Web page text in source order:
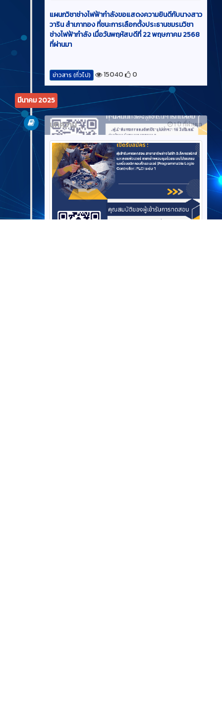
แผนกวิชาช่างไฟฟ้ากำลังขอแสดงความยินดีกับนางสาว
วาริน สำเภาทอง ที่ชนะการเลือกตั้งประธานชมรมวิชา
ช่างไฟฟ้ากำลัง เมื่อวันพฤหัสบดีที่ 22 พฤษภาคม 2568
ที่ผ่านมา
ข่าวสาร (ทั่วไป) 15040 0
มีนาคม 2025
1 ปี ที่ผ่านมา
บทความ